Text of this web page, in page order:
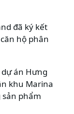
đã ký kết
hộ phân
án Hưng
khu Marina
phẩm